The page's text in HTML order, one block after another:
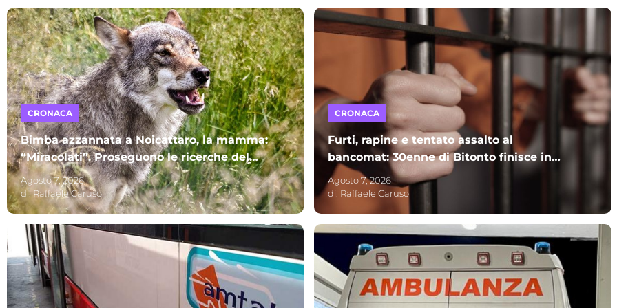
CRONACA
Bimba azzannata a Noicattaro, la mamma:
“Miracolati”. Proseguono le ricerche del
lupo
Agosto 7, 2026
di:Raffaele Caruso
CRONACA
Furti, rapine e tentato assalto al
bancomat: 30enne di Bitonto finisce in
carcere
Agosto 7, 2026
di: Raffaele Caruso